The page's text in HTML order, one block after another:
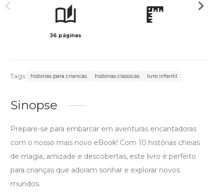
36 páginas
Tags: historias para criancas historias classicas livro infantil
Sinopse
Prepare-se para embarcar em aventuras encantadoras
com o nosso mais novo eBook! Com 10 histórias cheias
de magia, amizade e descobertas, este livro é perfeito
para crianças que adoram sonhar e explorar novos
mundos.